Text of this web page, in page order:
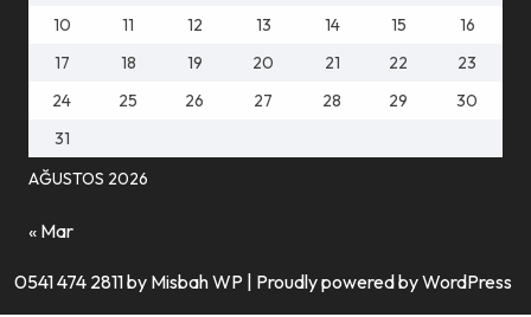
AĞUSTOS 2026
10
11 12 13 14 15
16
17
18 19 20 21 22
23
24
25 26 27 28 29
30
31
« Mar
0541 474 2811 by Misbah WP | Proudly powered by WordPress